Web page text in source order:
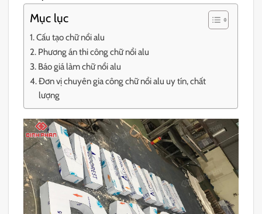
Mục lục
Cấu tạo chữ nổi alu
Phương án thi công chữ nổi alu
Báo giá làm chữ nổi alu
Đơn vị chuyên gia công chữ nổi alu uy tín, chất
lượng